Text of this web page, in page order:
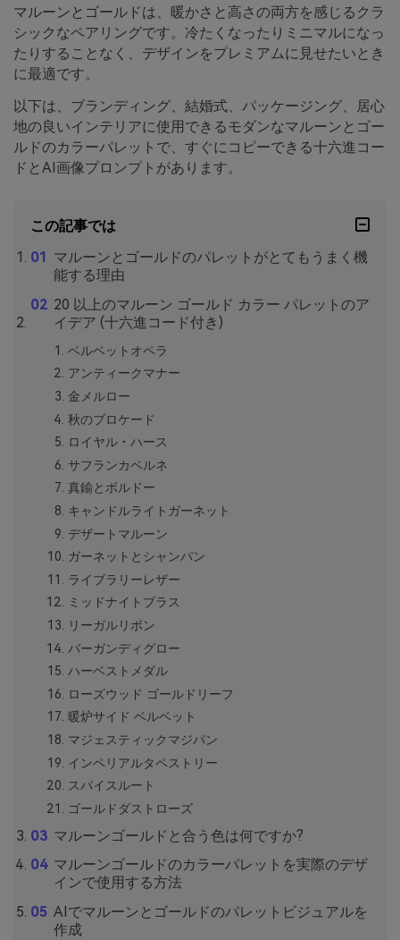
マルーンとゴールドは、暖かさと高さの両方を感じるクラ
シックなペアリングです。冷たくなったりミニマルになっ
たりすることなく、デザインをプレミアムに見せたいとき
に最適です。
以下は、ブランディング、結婚式、パッケージング、居心
地の良いインテリアに使用できるモダンなマルーンとゴー
ルドのカラーパレットで、すぐにコピーできる十六進コー
ドとAI画像プロンプトがあります。
この記事では
マルーンとゴールドのパレットがとてもうまく機
能する理由
20 以上のマルーン ゴールド カラー パレットのア
イデア (十六進コード付き)
ベルベットオペラ
アンティークマナー
金メルロー
秋のブロケード
ロイヤル・ハース
サフランカベルネ
真鍮とボルドー
キャンドルライトガーネット
デザートマルーン
ガーネットとシャンパン
ライブラリーレザー
ミッドナイトブラス
リーガルリボン
バーガンディグロー
ハーベストメダル
ローズウッド ゴールドリーフ
暖炉サイド ベルベット
マジェスティックマジパン
インペリアルタペストリー
スパイスルート
ゴールドダストローズ
マルーンゴールドと合う色は何ですか?
マルーンゴールドのカラーパレットを実際のデザ
インで使用する方法
AIでマルーンとゴールドのパレットビジュアルを
作成